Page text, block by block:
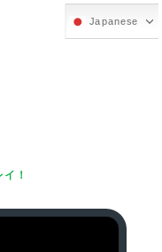
Japanese
！